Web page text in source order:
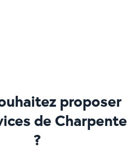
proposer
de Charpente
?